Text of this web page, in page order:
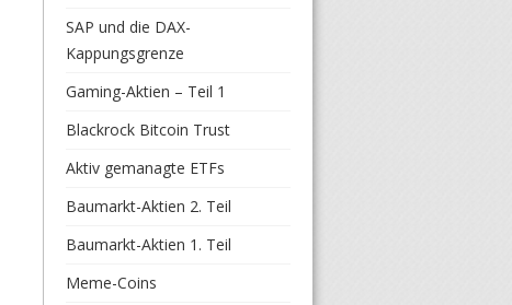
SAP und die DAX-
Kappungsgrenze
Gaming-Aktien – Teil 1
Blackrock Bitcoin Trust
Aktiv gemanagte ETFs
Baumarkt-Aktien 2. Teil
Baumarkt-Aktien 1. Teil
Meme-Coins